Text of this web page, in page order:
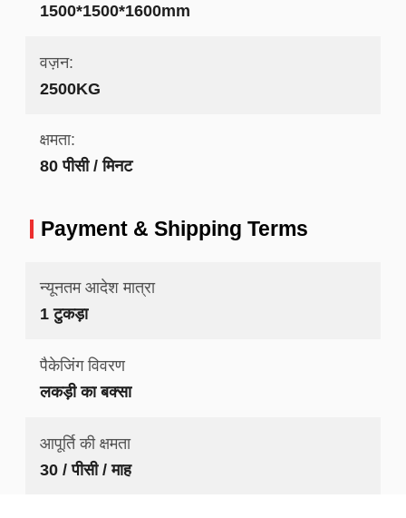
1500*1500*1600mm
वज़न:
2500KG
क्षमता:
80 पीसी / मिनट
Payment & Shipping Terms
न्यूनतम आदेश मात्रा
1 टुकड़ा
पैकेजिंग विवरण
लकड़ी का बक्सा
आपूर्ति की क्षमता
30 / पीसी / माह